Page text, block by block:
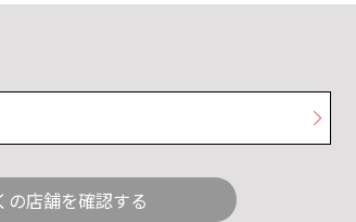
の店舗を確認する